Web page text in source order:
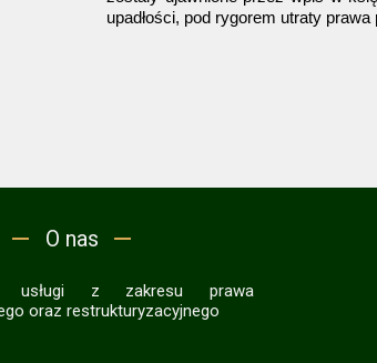
usługi z zakresu prawa
oraz restrukturyzacyjnego
O nas
upadłości, pod rygorem utraty